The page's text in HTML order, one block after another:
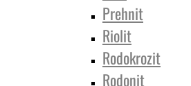
Prehnit
Riolit
Rodokrozit
Rodonit